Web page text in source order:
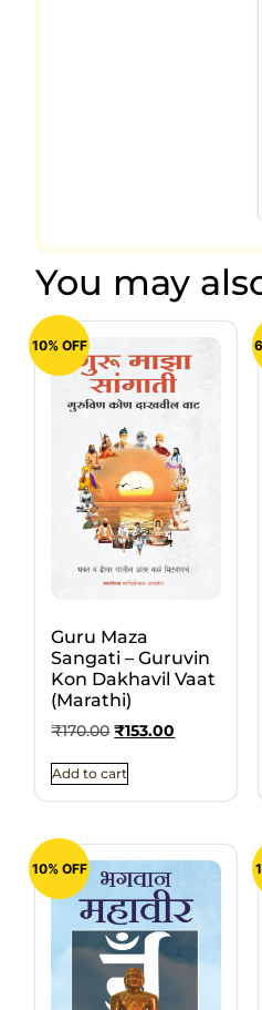
You may
10% OFF
Guru Maza
Sangati – Guruvin
Kon Dakhavil Vaat
(Marathi)
₹170.00 ₹153.00
Add to cart
10% OFF